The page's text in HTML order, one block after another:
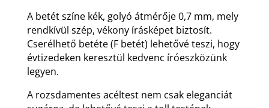
A betét színe kék, golyó átmérője 0,7 mm, mely
rendkívül szép, vékony írásképet biztosít.
Cserélhető betéte (F betét) lehetővé teszi, hogy
évtizedeken keresztül kedvenc íróeszközünk
legyen.
A rozsdamentes acéltest nem csak eleganciát